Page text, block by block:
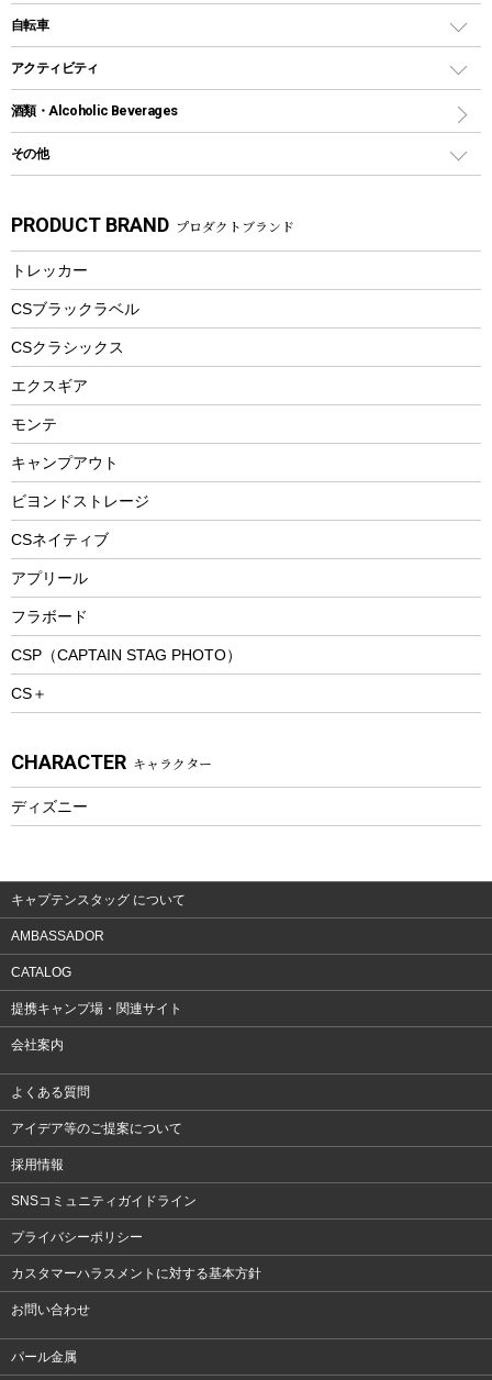
グランドシート
ガイドロープ
ツール
焚き火台&ストーブ
火起こし
バーベキューツール
クッキングツール
ナイフ
カトラリー
マグカップ、カップ
ステンレスボトル
フードボトル
トレー
ランチョンマット
ランチボックス
ディズニーボトル
保冷剤
リュック、バックパック
トートバッグ、サコッシュ
ショッピングキャリー
その他アウトドア雑貨
スプレー関係
ツール、他
インフレータブル
カヤック
パドル
ヘルメット
エアーポンプ
アクセサリー
自転車
折りたたみ自転車
スポーツサイクル
シティサイクル
自転車ウェア
アクティビティ
マリン
ラッシュガード
パラソル
フローティングベスト
ヘルメット
エアーポンプ
ビーチテント
ウィンター
スノーシュー
防寒ウェア
トレッキング
トレッキングアクセサリー
プレイグッズ
ウェルネス
ウェア、タオル
ウェア
酒類・Alcoholic Beverages
その他
湯たんぽ
防災用品
PRODUCT BRAND プロダクトブランド
トレッカー
CSブラックラベル
CSクラシックス
エクスギア
モンテ
キャンプアウト
ビヨンドストレージ
CSネイティブ
アプリール
フラボード
CSP（CAPTAIN STAG PHOTO）
CS＋
CHARACTER キャラクター
ディズニー
キャプテンスタッグ について
AMBASSADOR
CATALOG
提携キャンプ場・関連サイト
会社案内
よくある質問
アイデア等のご提案について
採用情報
SNSコミュニティガイドライン
プライバシーポリシー
カスタマーハラスメントに対する基本方針
お問い合わせ
パール金属